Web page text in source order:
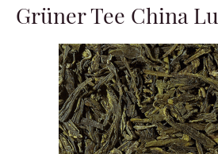
Grüner Tee China